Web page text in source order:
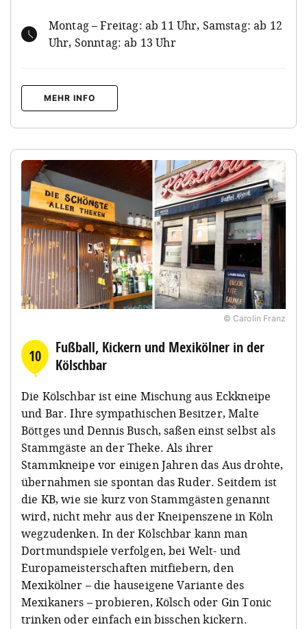
Montag – Freitag: ab 11 Uhr, Samstag: ab 12
Uhr, Sonntag: ab 13 Uhr
MEHR INFO
© Carolin Franz
10
Fußball, Kickern und Mexikölner in der
Kölschbar
Die Kölschbar ist eine Mischung aus Eckkneipe
und Bar. Ihre sympathischen Besitzer, Malte
Böttges und Dennis Busch, saßen einst selbst als
Stammgäste an der Theke. Als ihrer
Stammkneipe vor einigen Jahren das Aus drohte,
übernahmen sie spontan das Ruder. Seitdem ist
die KB, wie sie kurz von Stammgästen genannt
wird, nicht mehr aus der Kneipenszene in Köln
wegzudenken. In der Kölschbar kann man
Dortmundspiele verfolgen, bei Welt- und
Europameisterschaften mitfiebern, den
Mexikölner – die hauseigene Variante des
Mexikaners – probieren, Kölsch oder Gin Tonic
trinken oder einfach ein bisschen kickern.